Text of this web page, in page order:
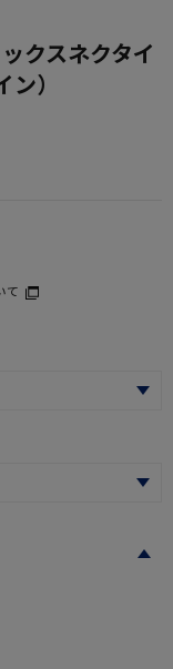
クスネクタイ
）
て